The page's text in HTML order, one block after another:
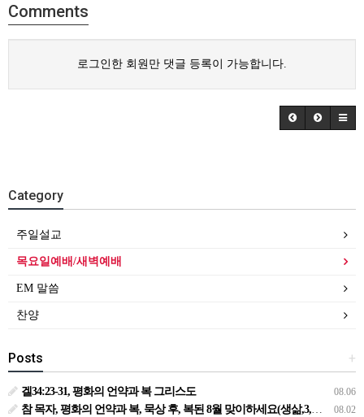
Comments
로그인한 회원만 댓글 등록이 가능합니다.
Category
주일설교
목요일예배/새벽예배
EM 말씀
찬양
+
Posts
08.06
겔34:23-31, 평화의 언약과 복 그리스도
08.02
참 목자, 평화의 언약과 복, 묵상 후, 복된 8월 맞이하세요(생삶,3,월) *예수생명 내생명 우리생명!